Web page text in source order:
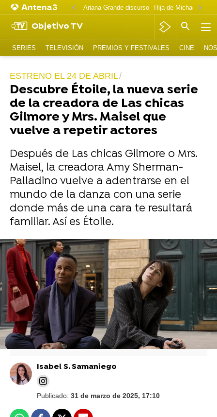
Ariana Grande discurso
Objetivo TV
SERIES TELEVISIÓN PREMIOS Y FESTIVALES CINE
ESTRENO EL 24 DE ABRIL
Descubre Étoile, la nueva serie
de la creadora de Las chicas
Gilmore y Mrs. Maisel que
vuelve a repetir actores
Después de Las chicas Gilmore o Mrs.
Maisel, la creadora Amy Sherman-
Palladino vuelve a adentrarse en el
mundo de la danza con una serie
donde más de una cara te resultará
familiar. Así es Étoile.
Prime Video
La verdadera razón por la que Lauren
Graham ('Las chicas Gilmore') no ha
aparecido en 'The Marvelous Mrs. Maisel'
Isabel S. Samaniego
Publicado: 31 de marzo de 2025, 17:10